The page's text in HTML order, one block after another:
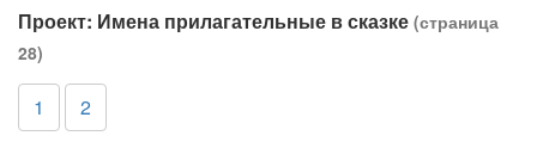
Проект: Имена прилагательные в сказке (страница
28)
1 2